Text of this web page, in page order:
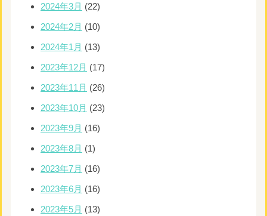
2024年3月 (22)
2024年2月 (10)
2024年1月 (13)
2023年12月 (17)
2023年11月 (26)
2023年10月 (23)
2023年9月 (16)
2023年8月 (1)
2023年7月 (16)
2023年6月 (16)
2023年5月 (13)